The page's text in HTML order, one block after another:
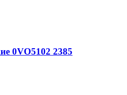
0VO5102 2385